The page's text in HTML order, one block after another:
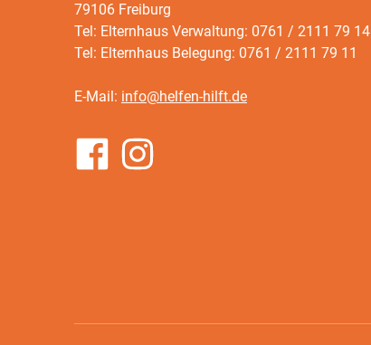
79106 Freiburg
Tel: Elternhaus Verwaltung: 0761 / 2111 79 14
Tel: Elternhaus Belegung: 0761 / 2111 79 11
E-Mail: info@helfen-hilft.de